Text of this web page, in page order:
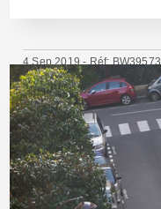
4 Sep 2019 - Réf: BW39573